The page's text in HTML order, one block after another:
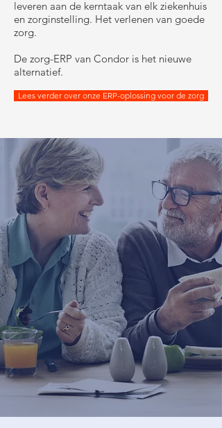
leveren aan de kerntaak van elk ziekenhuis
en zorginstelling. Het verlenen van goede
zorg.
De zorg-ERP van Condor is het nieuwe
alternatief.
Lees verder over onze ERP-oplossing voor de zorg